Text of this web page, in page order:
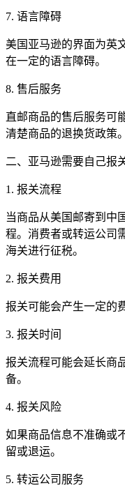
7. 语言障碍
美国亚马逊的界面为英
在一定的语言障碍。
8. 售后服务
直邮商品的售后服务可
清楚商品的退换货政策。
二、亚马逊需要自己报
1. 报关流程
当商品从美国邮寄到中
程。消费者或转运公司
海关进行征税。
2. 报关费用
报关可能会产生一定的
3. 报关时间
报关流程可能会延长商
备。
4. 报关风险
如果商品信息不准确或
留或退运。
5. 转运公司服务